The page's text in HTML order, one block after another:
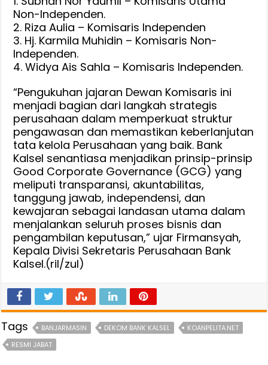
Non-Independen.
2. Riza Aulia – Komisaris Independen
3. Hj. Karmila Muhidin – Komisaris Non-
Independen.
4. Widya Ais Sahla – Komisaris Independen.
“Pengukuhan jajaran Dewan Komisaris ini
menjadi bagian dari langkah strategis
perusahaan dalam memperkuat struktur
pengawasan dan memastikan keberlanjutan
tata kelola Perusahaan yang baik. Bank
Kalsel senantiasa menjadikan prinsip-prinsip
Good Corporate Governance (GCG) yang
meliputi transparansi, akuntabilitas,
tanggung jawab, independensi, dan
kewajaran sebagai landasan utama dalam
menjalankan seluruh proses bisnis dan
pengambilan keputusan,” ujar Firmansyah,
Kepala Divisi Sekretaris Perusahaan Bank
Kalsel.(ril/zul)
Tags BANJARMASIN DEKOM BANK KALSEL
KOANPELITA.NET
RESMI JABAT